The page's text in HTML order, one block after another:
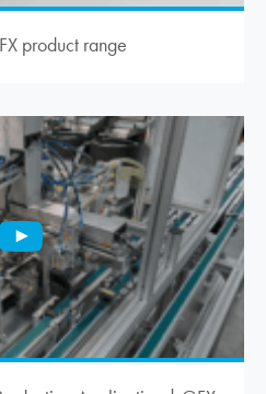
product range